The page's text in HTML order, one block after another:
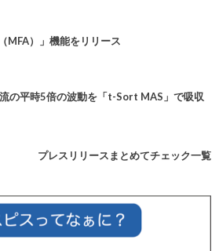
MFA）」機能をリリース
の平時5倍の波動を「t-Sort MAS」で吸収
プレスリリースまとめてチェック一覧